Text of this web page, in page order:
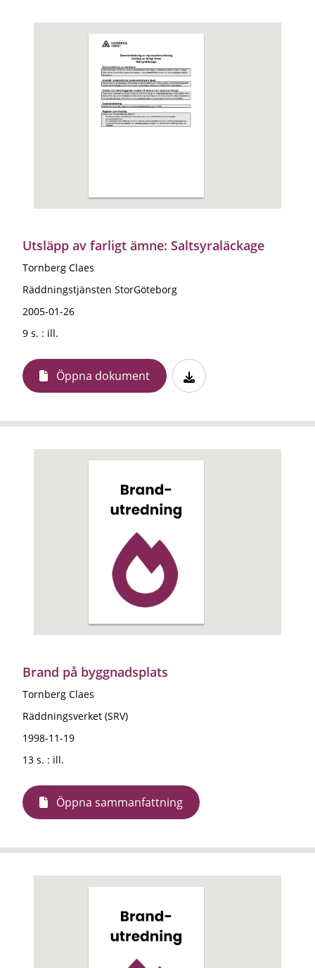
Utsläpp av farligt ämne: Saltsyraläckage
Tornberg Claes
Räddningstjänsten StorGöteborg
2005-01-26
9 s. : ill.
Öppna dokument
Brand på byggnadsplats
Tornberg Claes
Räddningsverket (SRV)
1998-11-19
13 s. : ill.
Öppna sammanfattning